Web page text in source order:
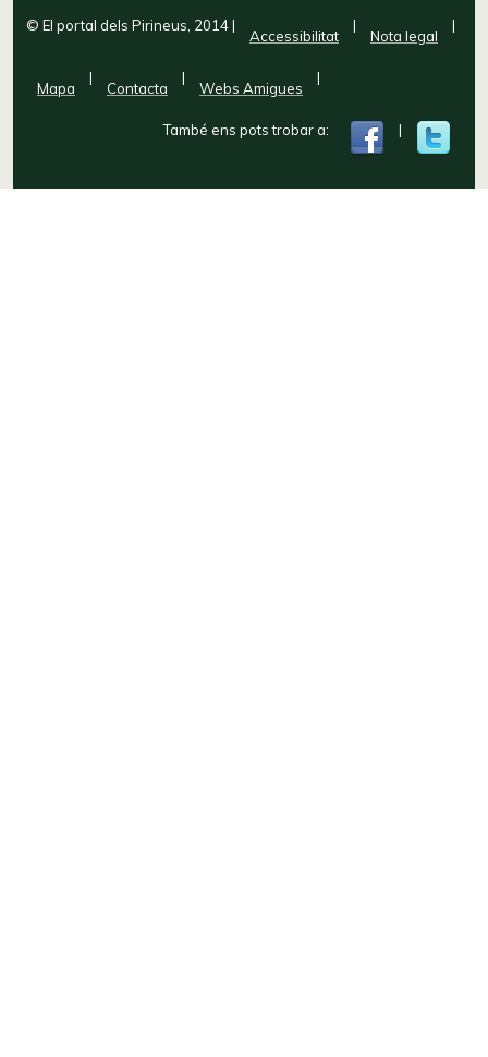
© El portal dels Pirineus, 2014|
Accessibilitat
|
Nota legal
|
Mapa
|
Contacta
|
Webs Amigues
|
També ens pots trobar a: |